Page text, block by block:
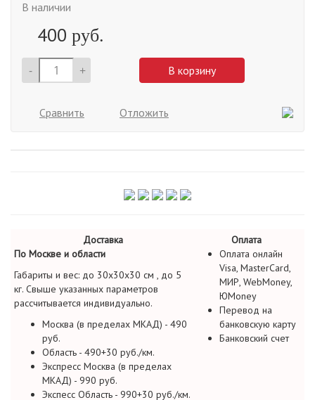
В наличии
400 руб.
- + В корзину
Сравнить Отложить
Доставка
Оплата
По Москве и области
Габариты и вес: до 30х30х30 см , до 5
кг. Свыше указанных параметров
рассчитывается индивидуально.
Москва (в пределах МКАД) - 490
руб.
Область - 490+30 руб./км.
Экспресс Москва (в пределах
МКАД) - 990 руб.
Экспесс Область - 990+30 руб./км.
Оплата онлайн
Visa, MasterCard,
МИР, WebMoney,
ЮMoney
Перевод на
банковскую карту
Банковский счет